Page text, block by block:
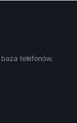
telefonów.